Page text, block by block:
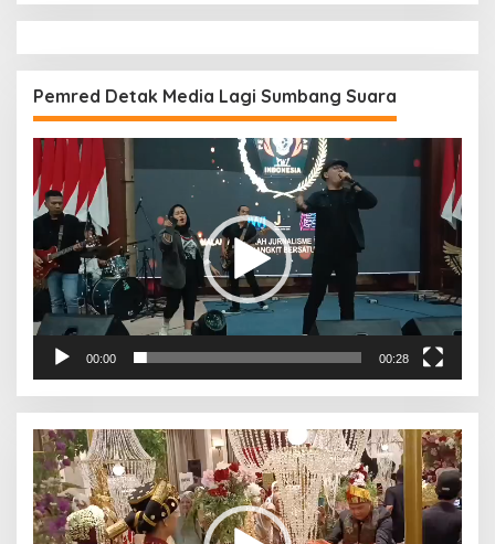
Pemred Detak Media Lagi Sumbang Suara
Pemutar
00:00 00:28
Pemutar
Video